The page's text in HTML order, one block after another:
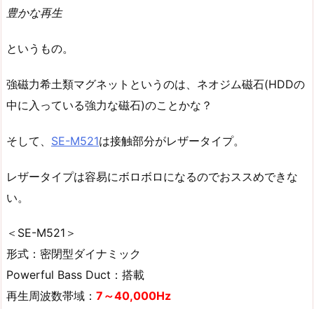
豊かな再生
というもの。
強磁力希土類マグネットというのは、ネオジム磁石(HDDの
中に入っている強力な磁石)のことかな？
そして、 SE-M521は接触部分がレザータイプ。
レザータイプは容易にボロボロになるのでおススめできな
い。
＜SE-M521＞
形式：密閉型ダイナミック
Powerful Bass Duct：搭載
再生周波数帯域： 7～40,000Hz